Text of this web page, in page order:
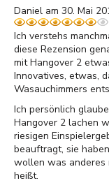
Daniel am 30. Mai
Ich verstehs
diese Rezension
mit Hangover 2
Innovatives, etwas,
Wasauchimmers
Ich persönlich
Hangover 2 lachen
riesigen
beauftragt, sie
wollen was anderes
heißt.